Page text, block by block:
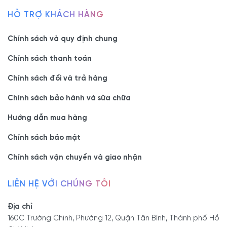
Thông tin chi tiết bộ sản phẩm:
Chất
Gỗ Sồi Tự Nhiên
Màu
sắc:
lượng:
Chất lượng rất tốt,
Thợ
thi
nghiệm trên 5 năm
Xuất
Sản xuất trực tiếp bởi công ty Viva
An
toàn:
cho sức khỏe người sử dụng và trẻ em
HỖ TRỢ KHÁCH HÀNG
Chính sách và quy định chung
Chính sách thanh toán
Chính sách đổi và trả hàng
Chính sách bảo hành và sữa chữa
Hướng dẫn mua hàng
Chính sách bảo mật
Chính sách vận chuyển và giao nhận
LIÊN HỆ VỚI CHÚNG TÔI
Địa chỉ
160C Trường Chinh, Phường 12, Quận Tân Bình, Thành phố Hồ